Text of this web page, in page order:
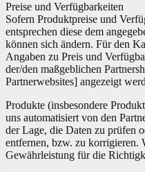
Preise und Verfügbarkeiten
Sofern Produktpreise und
entsprechen diese dem
können sich ändern. Für den
Angaben zu Preis und
der/den maßgeblichen
Partnerwebsites] angezeigt
Produkte (insbesondere
uns automatisiert von den
der Lage, die Daten zu prüfen
entfernen, bzw. zu korrigieren.
Gewährleistung für die